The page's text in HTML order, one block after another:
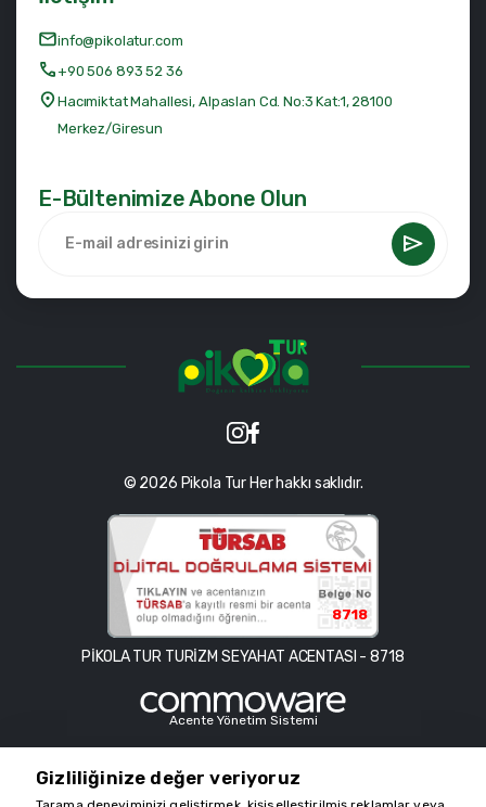
info@pikolatur.com
+90 506 893 52 36
Hacımiktat Mahallesi, Alpaslan Cd. No:3 Kat:1, 28100
Merkez/Giresun
E-Bültenimize Abone Olun
© 2026 Pikola Tur Her hakkı saklıdır.
8718
PİKOLA TUR TURİZM SEYAHAT ACENTASI - 8718
Acente Yönetim Sistemi
Bu sitede kullanılan içerik ve görseller telif hakkıyla korunmaktadır
Gizliliğinize değer veriyoruz